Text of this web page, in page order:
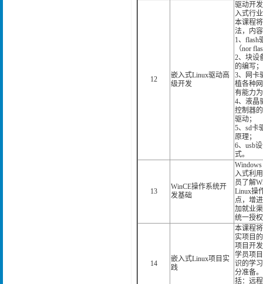
12
嵌入式Linux驱动高
级开发
驱动开
入式行
本课程
法，内
1、flash
（nor
2、块设
的编写；
3、网卡
植各种
有能力
4、液晶
控制器
驱动；
5、sd卡
原理；
6、usb
式。
13
WinCE操作系统开
发基础
入式利
员了解
Linux操
点，增
加就业
统一授
14
嵌入式Linux项目实
践
本课程
实项目
项目开
学员项
识的学
分准备
括：远